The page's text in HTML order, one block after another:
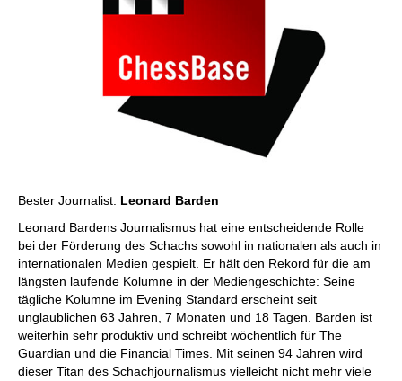
Bester Journalist: Leonard Barden
Leonard Bardens Journalismus hat eine entscheidende Rolle
bei der Förderung des Schachs sowohl in nationalen als auch in
internationalen Medien gespielt. Er hält den Rekord für die am
längsten laufende Kolumne in der Mediengeschichte: Seine
tägliche Kolumne im Evening Standard erscheint seit
unglaublichen 63 Jahren, 7 Monaten und 18 Tagen. Barden ist
weiterhin sehr produktiv und schreibt wöchentlich für The
Guardian und die Financial Times. Mit seinen 94 Jahren wird
dieser Titan des Schachjournalismus vielleicht nicht mehr viele